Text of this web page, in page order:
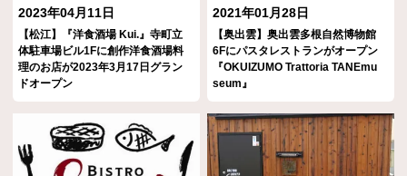
2023年04月11日
【松江】『洋食酒場 Kui.』寺町立
体駐車場ビル1Fに創作洋食酒場料
理のお店が2023年3月17日グラン
ドオープン
2021年01月28日
【奥出雲】奥出雲多根自然博物館
6Fにパスタレストランがオープン
『OKUIZUMO Trattoria TANEmu
seum』